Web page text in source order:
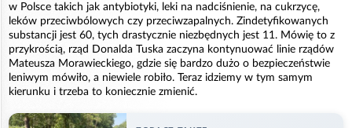
w Polsce takich jak antybiotyki, leki na nadciśnienie, na cukrzycę,
leków przeciwbólowych czy przeciwzapalnych. Zindetyfikowanych
substancji jest 60, tych drastycznie niezbędnych jest 11. Mówię to z
przykrością, rząd Donalda Tuska zaczyna kontynuować linie rządów
Mateusza Morawieckiego, gdzie się bardzo dużo o bezpieczeństwie
leniwym mówiło, a niewiele robiło. Teraz idziemy w tym samym
kierunku i trzeba to koniecznie zmienić.